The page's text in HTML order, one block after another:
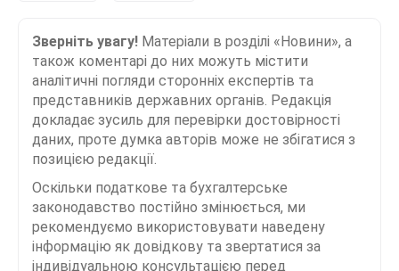
Зверніть увагу! Матеріали в розділі «Новини», а
також коментарі до них можуть містити
аналітичні погляди сторонніх експертів та
представників державних органів. Редакція
докладає зусиль для перевірки достовірності
даних, проте думка авторів може не збігатися з
позицією редакції.
Оскільки податкове та бухгалтерське
законодавство постійно змінюється, ми
рекомендуємо використовувати наведену
інформацію як довідкову та звертатися за
індивідуальною консультацією перед